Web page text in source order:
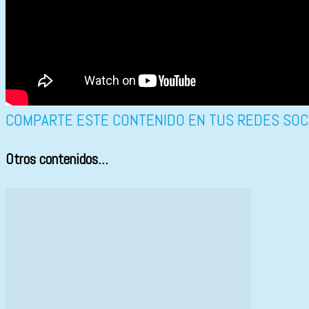
COMPARTE ESTE CONTENIDO EN TUS REDES
Otros contenidos...